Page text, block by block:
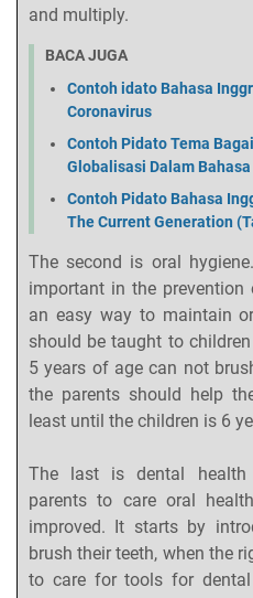
and multiply.
BACA JUGA
Contoh idato Bahasa
Coronavirus
Contoh Pidato Tema
Globalisasi Dalam
Contoh Pidato Bahasa
The Current Generation
The second is oral
important in the
an easy way to maintain
should be taught to
5 years of age can not
the parents should help
least until the children is 6
The last is dental health
parents to care oral
improved. It starts by
brush their teeth, when the
to care for tools for